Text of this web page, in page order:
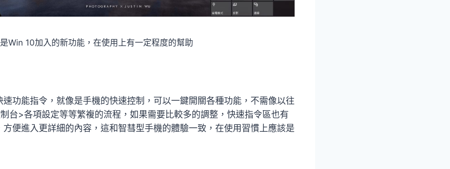
Win 10加入的新功能，在使用上有一定程度的幫助
速功能指令，就像是手機的快速控制，可以一鍵開關各種功能，不需像以往
台>各項設定等等繁複的流程，如果需要比較多的調整，快速指令區也有
方便進入更詳細的內容，這和智彗型手機的體驗一致，在使用習慣上應該是